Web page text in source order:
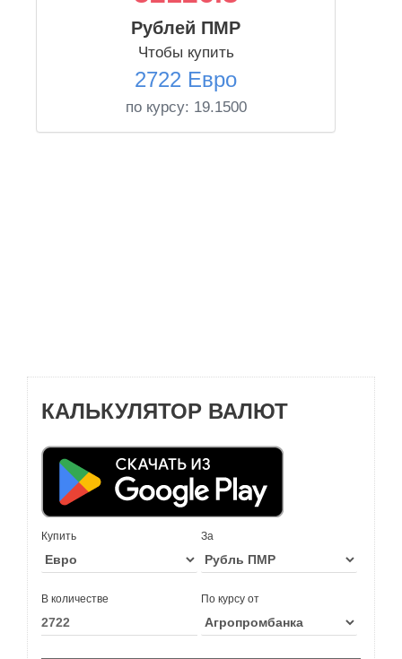
Рублей ПМР
Чтобы купить
2722 Евро
по курсу: 19.1500
КАЛЬКУЛЯТОР ВАЛЮТ
Купить За
В количестве По курсу от